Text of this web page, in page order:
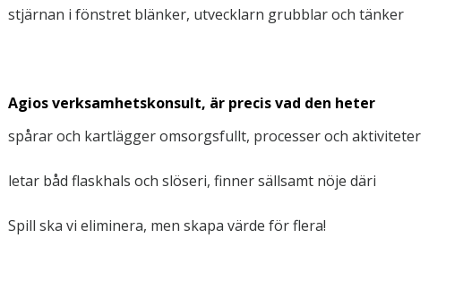
stjärnan i fönstret blänker, utvecklarn grubblar och tänker
Agios verksamhetskonsult, är precis vad den heter
spårar och kartlägger omsorgsfullt, processer och aktiviteter
letar båd flaskhals och slöseri, finner sällsamt nöje däri
Spill ska vi eliminera, men skapa värde för flera!